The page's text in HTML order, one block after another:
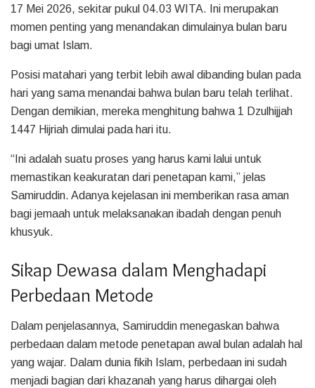
17 Mei 2026, sekitar pukul 04.03 WITA. Ini merupakan
momen penting yang menandakan dimulainya bulan baru
bagi umat Islam.
Posisi matahari yang terbit lebih awal dibanding bulan pada
hari yang sama menandai bahwa bulan baru telah terlihat.
Dengan demikian, mereka menghitung bahwa 1 Dzulhijjah
1447 Hijriah dimulai pada hari itu.
“Ini adalah suatu proses yang harus kami lalui untuk
memastikan keakuratan dari penetapan kami,” jelas
Samiruddin. Adanya kejelasan ini memberikan rasa aman
bagi jemaah untuk melaksanakan ibadah dengan penuh
khusyuk.
Sikap Dewasa dalam Menghadapi
Perbedaan Metode
Dalam penjelasannya, Samiruddin menegaskan bahwa
perbedaan dalam metode penetapan awal bulan adalah hal
yang wajar. Dalam dunia fikih Islam, perbedaan ini sudah
menjadi bagian dari khazanah yang harus dihargai oleh